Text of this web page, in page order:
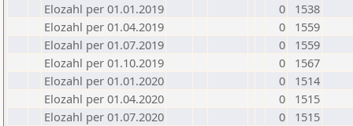
Elozahl per 01.01.2019
0
1538
Elozahl per 01.04.2019
0
1559
Elozahl per 01.07.2019
0
1559
Elozahl per 01.10.2019
0
1567
Elozahl per 01.01.2020
0
1514
Elozahl per 01.04.2020
0
1515
Elozahl per 01.07.2020
0
1515